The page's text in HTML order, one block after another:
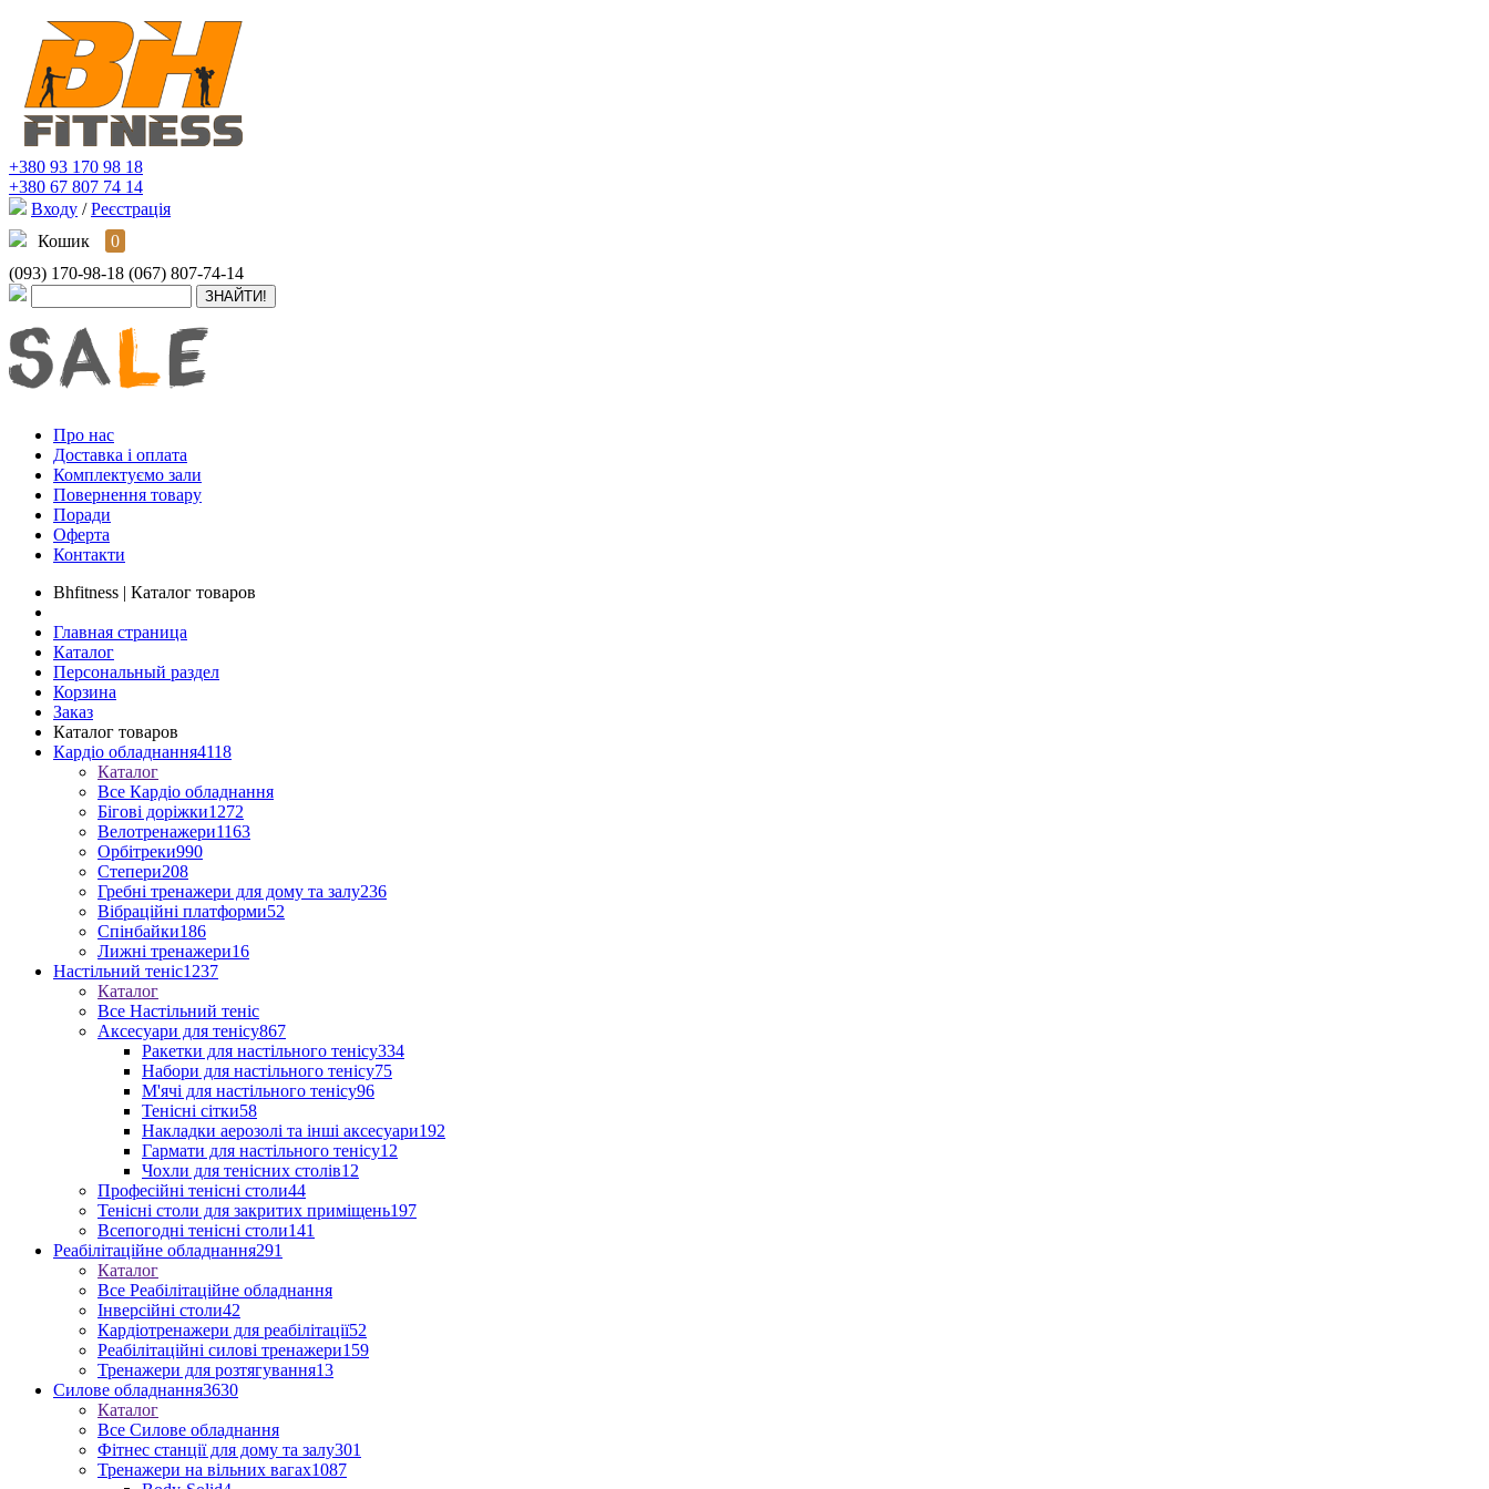
+380 93 170 98 18
+380 67 807 74 14
Входу / Реєстрація
Кошик
0
(093) 170-98-18 (067) 807-74-14
Про нас
Доставка і оплата
Комплектуємо зали
Повернення товару
Поради
Оферта
Контакти
Bhfitness | Каталог товаров
Главная страница
Каталог
Персональный раздел
Корзина
Заказ
Каталог товаров
Кардіо обладнання4118
Каталог
Все Кардіо обладнання
Бігові доріжки1272
Велотренажери1163
Орбітреки990
Степери208
Гребні тренажери для дому та залу236
Вібраційні платформи52
Спінбайки186
Лижні тренажери16
Настільний теніс1237
Каталог
Все Настільний теніс
Аксесуари для тенісу867
Ракетки для настільного тенісу334
Набори для настільного тенісу75
М'ячі для настільного тенісу96
Тенісні сітки58
Накладки аерозолі та інші аксесуари192
Гармати для настільного тенісу12
Чохли для тенісних столів12
Професійні тенісні столи44
Тенісні столи для закритих приміщень197
Всепогодні тенісні столи141
Реабілітаційне обладнання291
Каталог
Все Реабілітаційне обладнання
Інверсійні столи42
Кардіотренажери для реабілітації52
Реабілітаційні силові тренажери159
Тренажери для розтягування13
Силове обладнання3630
Каталог
Все Силове обладнання
Фітнес станції для дому та залу301
Тренажери на вільних вагах1087